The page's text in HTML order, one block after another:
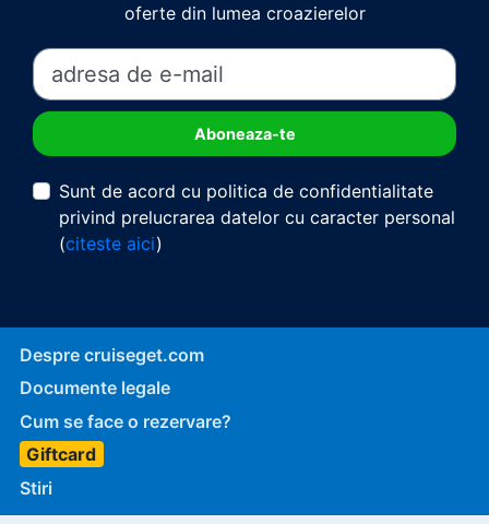
oferte din lumea croazierelor
Sunt de acord cu politica de confidentialitate
privind prelucrarea datelor cu caracter personal
(citeste aici)
Despre cruiseget.com
Documente legale
Cum se face o rezervare?
Giftcard
Stiri